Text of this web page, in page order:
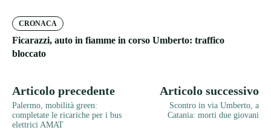
CRONACA
Ficarazzi, auto in fiamme in corso Umberto: traffico
bloccato
Articolo precedente
Palermo, mobilità green:
completate le ricariche per i bus
elettrici AMAT
Articolo successivo
Scontro in via Umberto, a
Catania: morti due giovani